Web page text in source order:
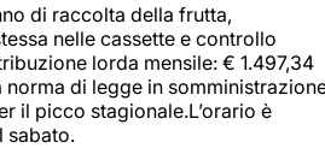
di raccolta della frutta,
nelle cassette e controllo
lorda mensile: € 1.497,34
di legge in
il picco stagionale.L’orario è
sabato.